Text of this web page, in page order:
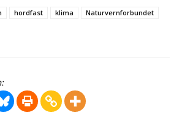
hordfast klima
Naturvernforbundet